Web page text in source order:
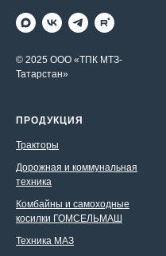
© 2025 ООО «ТПК МТЗ-
Татарстан»
ПРОДУКЦИЯ
Тракторы
Дорожная и коммунальная
техника
Комбайны и самоходные
косилки ГОМСЕЛЬМАШ
Техника МАЗ